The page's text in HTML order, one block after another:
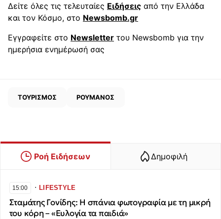
Δείτε όλες τις τελευταίες Ειδήσεις από την Ελλάδα
και τον Κόσμο, στο Newsbomb.gr
Εγγραφείτε στο Newsletter του Newsbomb για την
ημερήσια ενημέρωσή σας
ΤΟΥΡΙΣΜΟΣ ΡΟΥΜΑΝΟΣ
Ροή Ειδήσεων Δημοφιλή
15:00 ∙LIFESTYLE
Σταμάτης Γονίδης: Η σπάνια φωτογραφία με τη μικρή
του κόρη – «Ευλογία τα παιδιά»